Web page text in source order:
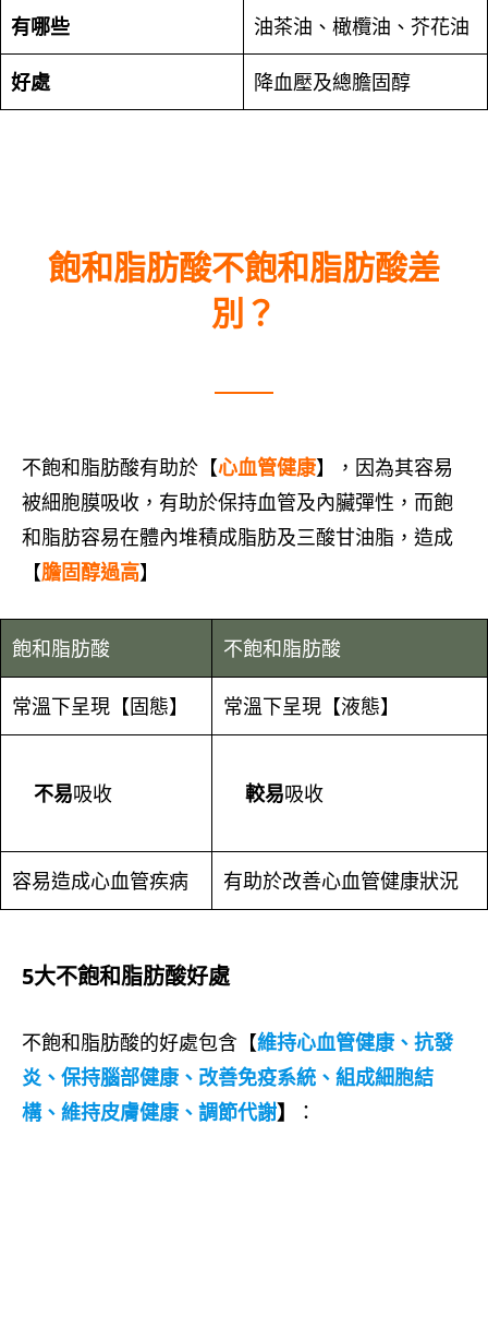
有哪些 油茶油、橄欖油、芥花油
好處 降血壓及總膽固醇
飽和脂肪酸不飽和脂肪酸差
別？
不飽和脂肪酸有助於【心血管健康】，因為其容易
被細胞膜吸收，有助於保持血管及內臟彈性，而飽
和脂肪容易在體內堆積成脂肪及三酸甘油脂，造成
【膽固醇過高】
飽和脂肪酸 不飽和脂肪酸
常溫下呈現【固態】 常溫下呈現【液態】
不易吸收 較易吸收
容易造成心血管疾病 有助於改善心血管健康狀況
5大不飽和脂肪酸好處
不飽和脂肪酸的好處包含【維持心血管健康、抗發
炎、保持腦部健康、改善免疫系統、組成細胞結
構、維持皮膚健康、調節代謝】 ：